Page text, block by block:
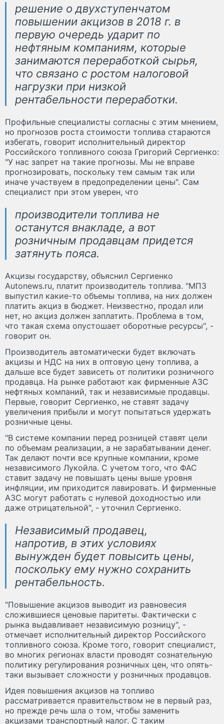
решение о двухступенчатом
повышении акцизов в 2018 г. в
первую очередь ударит по
нефтяным компаниям, которые
занимаются переработкой сырья,
что связано с ростом налоговой
нагрузки при низкой
рентабельности переработки.
Профильные специалисты согласны с этим мнением,
но прогнозов роста стоимости топлива стараются
избегать, говорит исполнительный директор
Российского топливного союза Григорий Сергиенко:
"У нас запрет на такие прогнозы. Мы не вправе
прогнозировать, поскольку тем самым так или
иначе участвуем в предопределении цены". Сам
специалист при этом уверен, что
производители топлива не
останутся внакладе, а вот
розничным продавцам придется
затянуть пояса.
Акцизы государству, объяснил Сергиенко
Autonews.ru, платит производитель топлива. "МПЗ
выпустил какие-то объемы топлива, на них должен
платить акциз в бюджет. Неизвестно, продал или
нет, но акциз должен заплатить. Проблема в том,
что такая схема опустошает оборотные ресурсы", -
говорит он.
Производитель автоматически будет включать
акцизы и НДС на них в оптовую цену топлива, а
дальше все будет зависеть от политики розничного
продавца. На рынке работают как фирменные АЗС
нефтяных компаний, так и независимые продавцы.
Первые, говорит Сергиенко, не ставят задачу
увеличения прибыли и могут попытаться удержать
розничные цены.
"В системе компании перед розницей ставят цели
по объемам реализации, а не зарабатывании денег.
Так делают почти все крупные компании, кроме
независимого Лукойла. С учетом того, что ФАС
ставит задачу не повышать цены выше уровня
инфляции, им приходится лавировать. И фирменные
АЗС могут работать с нулевой доходностью или
даже отрицательной", - уточнил Сергиенко.
Независимый продавец,
напротив, в этих условиях
вынужден будет повысить цены,
поскольку ему нужно сохранить
рентабельность.
"Повышение акцизов выводит из равновесия
сложившиеся ценовые паритеты. Фактически с
рынка выдавливает независимую розницу", -
отмечает исполнительный директор Российского
топливного союза. Кроме того, говорит специалист,
во многих регионах власти проводят сознательную
политику регулирования розничных цен, что опять-
таки вызывает сложности у розничных продавцов.
Идея повышения акцизов на топливо
рассматривается правительством не в первый раз,
но прежде речь шла о том, чтобы заменить
акцизами транспортный налог. С таким